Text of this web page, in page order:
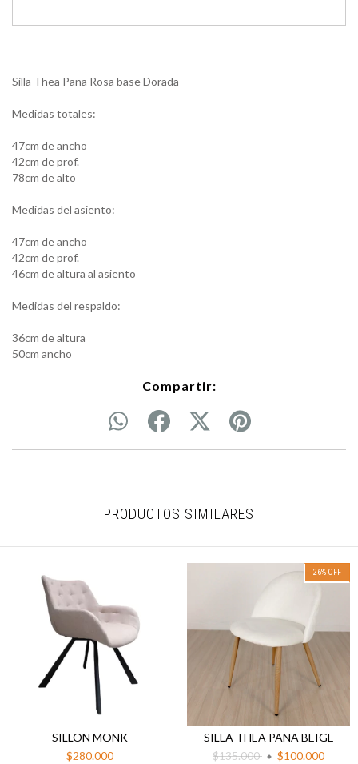
Silla Thea Pana Rosa base Dorada
Medidas totales:
47cm de ancho
42cm de prof.
78cm de alto
Medidas del asiento:
47cm de ancho
42cm de prof.
46cm de altura al asiento
Medidas del respaldo:
36cm de altura
50cm ancho
Compartir:
PRODUCTOS SIMILARES
SILLON MONK
$280.000
26% OFF
SILLA THEA PANA BEIGE
$135.000
$100.000